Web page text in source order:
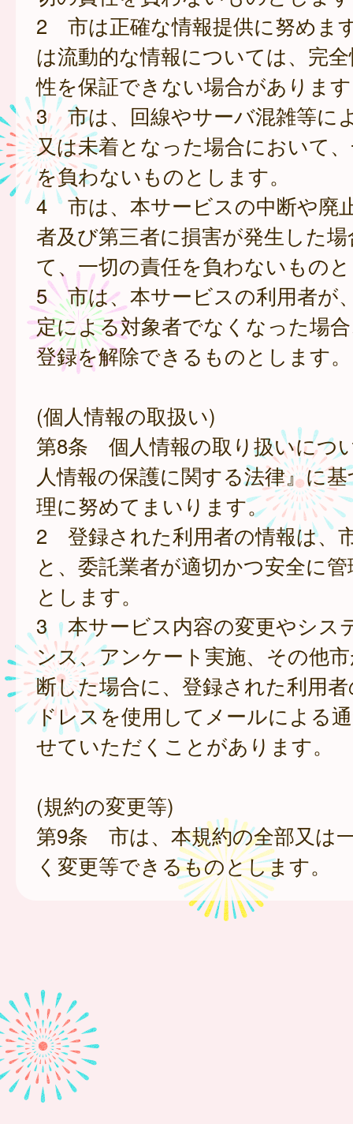
2 市は正確な情報提供に努めま
は流動的な情報については、完
性を保証できない場合がありま
3 市は、回線やサーバ混雑等に
又は未着となった場合において
を負わないものとします。
4 市は、本サービスの中断や廃
者及び第三者に損害が発生した
て、一切の責任を負わないもの
5 市は、本サービスの利用者が
定による対象者でなくなった場
登録を解除できるものとします。
(個人情報の取扱い)
第8条 個人情報の取り扱いにつ
人情報の保護に関する法律』に
理に努めてまいります。
2 登録された利用者の情報は、
と、委託業者が適切かつ安全に
とします。
3 本サービス内容の変更やシス
ンス、アンケート実施、その他
断した場合に、登録された利用
ドレスを使用してメールによる
せていただくことがあります。
(規約の変更等)
第9条 市は、本規約の全部又は
く変更等できるものとします。